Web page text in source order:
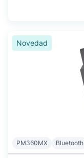
Novedad
PM360MX Bluetooth